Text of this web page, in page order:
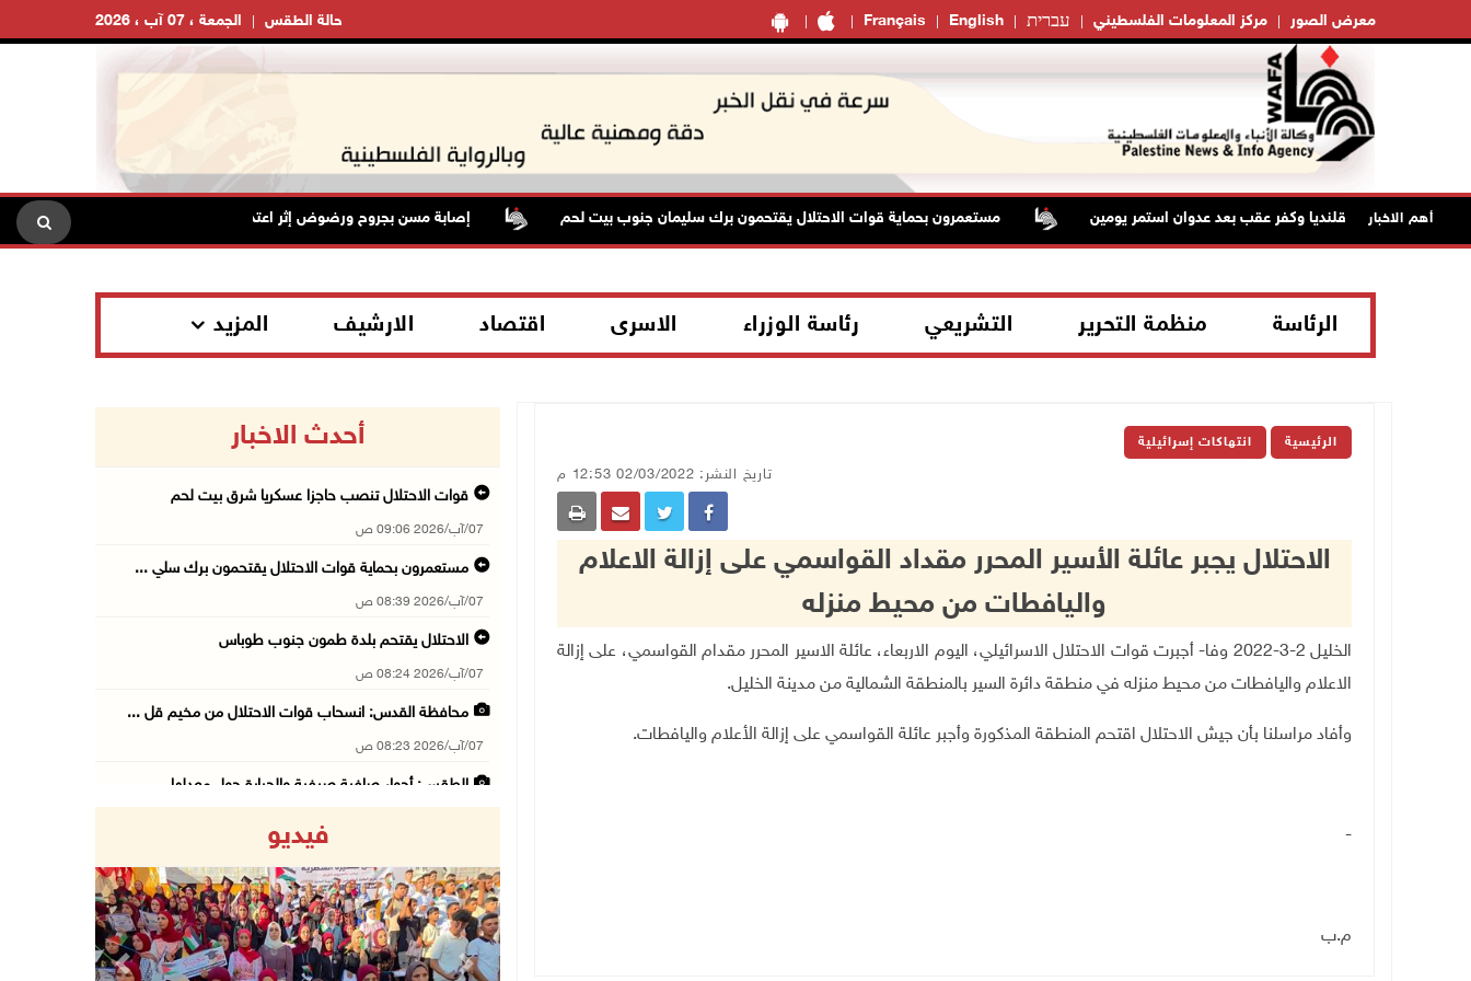
Français English עברית مركز المعلومات الفلسطيني معرض الصور الجمعة ، 07 آب ، 2026 حالة الطقس
أهم الاخبار
من مخيم قلنديا وكفر عقب بعد عدوان استمر يومين مستعمرون بحماية قوات الاحتلال يقتحمون برك سليمان جنوب بيت لحم إصابة مسن بجروح ورضوض إثر اعتداء جيش الاحتلال عليه في ترمسعيا
الرئاسة منظمة التحرير التشريعي رئاسة الوزراء الاسرى اقتصاد الارشيف المزيد
الرئيسية انتهاكات إسرائيلية
تاريخ النشر: 02/03/2022 12:53 م
الاحتلال يجبر عائلة الأسير المحرر مقداد القواسمي على إزالة الاعلام
واليافطات من محيط منزله
الخليل 2-3-2022 وفا- أجبرت قوات الاحتلال الاسرائيلي، اليوم الاربعاء، عائلة الاسير المحرر مقدام القواسمي، على إزالة
الاعلام واليافطات من محيط منزله في منطقة دائرة السير بالمنطقة الشمالية من مدينة الخليل.
وأفاد مراسلنا بأن جيش الاحتلال اقتحم المنطقة المذكورة وأجبر عائلة القواسمي على إزالة الأعلام واليافطات.
-
م.ب
أحدث الاخبار
قوات الاحتلال تنصب حاجزا عسكريا شرق بيت لحم
07/آب/2026 09:06 ص
مستعمرون بحماية قوات الاحتلال يقتحمون برك سلي ...
07/آب/2026 08:39 ص
الاحتلال يقتحم بلدة طمون جنوب طوباس
07/آب/2026 08:24 ص
محافظة القدس: انسحاب قوات الاحتلال من مخيم قل ...
07/آب/2026 08:23 ص
الطقس: أجواء صافية صيفية والحرارة حول معدلها ...
06/آب/2026 11:53 م
الاحتلال يخطر باقتلاع أشجار من 310 دونمات وال ...
06/آب/2026 11:14 م
فيديو
Previous Next